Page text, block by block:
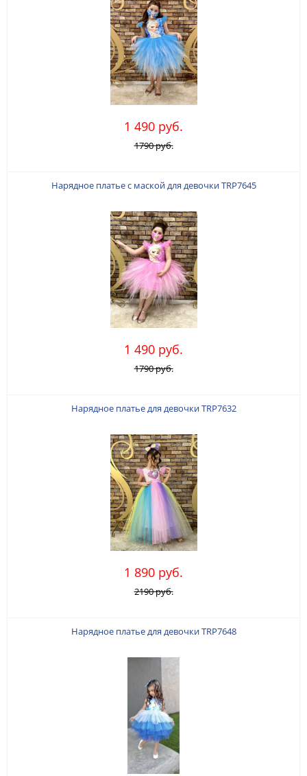
1 490 руб.
1790 руб.
Нарядное платье с маской для девочки TRP7645
1 490 руб.
1790 руб.
Нарядное платье для девочки TRP7632
1 890 руб.
2190 руб.
Нарядное платье для девочки TRP7648